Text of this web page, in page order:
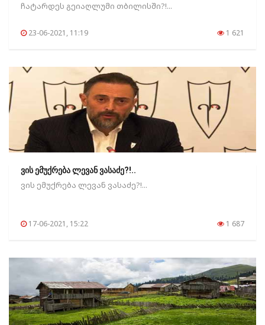
ჩატარდეს გეიაღლუმი თბილისში?!...
23-06-2021, 11:19 1 621
ვის ემუქრება ლევან ვასაძე?!..
ვის ემუქრება ლევან ვასაძე?!...
17-06-2021, 15:22 1 687